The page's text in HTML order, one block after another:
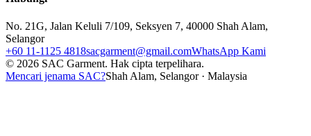
No. 21G, Jalan Keluli 7/109, Seksyen 7, 40000 Shah Alam,
Selangor
+60 11-1125 4818sacgarment@gmail.comWhatsApp Kami
© 2026 SAC Garment. Hak cipta terpelihara.
Mencari jenama SAC?Shah Alam, Selangor · Malaysia